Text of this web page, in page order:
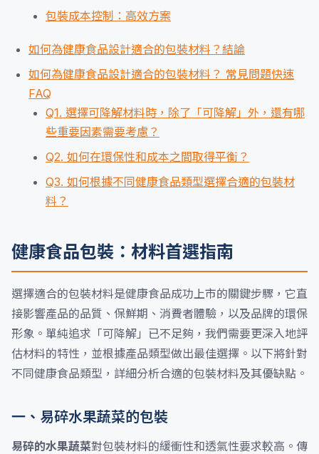
包裝成本控制：高效方案
如何為健康食品設計適合的包裝材料？結論
如何為健康食品設計適合的包裝材料？ 常見問題快速
FAQ
Q1. 選擇可降解材料時，除了「可降解」外，還有哪
些重要因素需要考慮？
Q2. 如何在環保性和成本之間取得平衡？
Q3. 如何根據不同健康食品類型選擇合適的包裝材
料？
健康食品包裝：材料首選指南
選擇適合的包裝材料是健康食品成功上市的關鍵步驟，它直
接影響產品的品質、保鮮期、消費者體驗，以及品牌的環保
形象。單純追求「可降解」已不足夠，我們需要更深入地評
估材料的特性，並根據產品類型做出最佳選擇。以下將針對
不同健康食品類型，詳細分析合適的包裝材料及其優缺點。
一、易碎水果蔬菜的包裝
易碎的水果蔬菜對包裝材料的緩衝性和透氣性要求較高。傳